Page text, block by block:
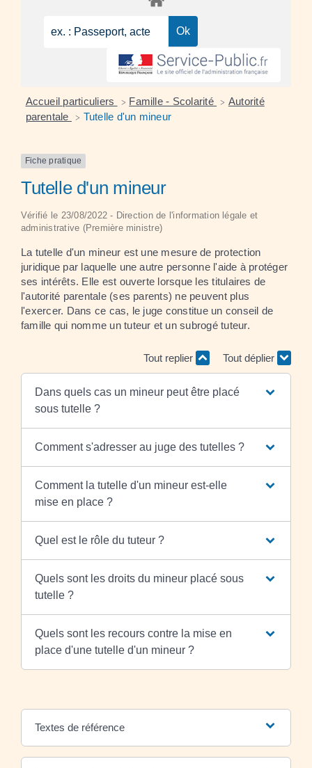
Accueil particuliers > Famille - Scolarité > Autorité
parentale
> Tutelle d'un mineur
Fiche pratique
Tutelle d'un mineur
Vérifié le 23/08/2022 - Direction de l'information légale et
administrative (Première ministre)
La tutelle d'un mineur est une mesure de protection
juridique par laquelle une autre personne l'aide à protéger
ses intérêts. Elle est ouverte lorsque les titulaires de
l'autorité parentale (ses parents) ne peuvent plus
l'exercer. Dans ce cas, le juge constitue un conseil de
famille qui nomme un tuteur et un subrogé tuteur.
Tout replier Tout déplier
Dans quels cas un mineur peut être placé
sous tutelle ?
Comment s'adresser au juge des tutelles ?
Comment la tutelle d'un mineur est-elle
mise en place ?
Quel est le rôle du tuteur ?
Quels sont les droits du mineur placé sous
tutelle ?
Quels sont les recours contre la mise en
place d'une tutelle d'un mineur ?
Textes de référence